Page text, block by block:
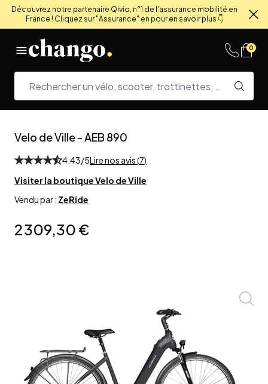
Découvrez notre partenaire Qivio, n°1 de l'assurance mobilité en
France ! Cliquez sur "Assurance" en pour en savoir plus 👇
0
Velo de Ville-AEB 890
4.43/5Lire nos avis (7)
Visiter la boutiqueVelo de Ville
Vendu par : ZeRide
2 309,30 €